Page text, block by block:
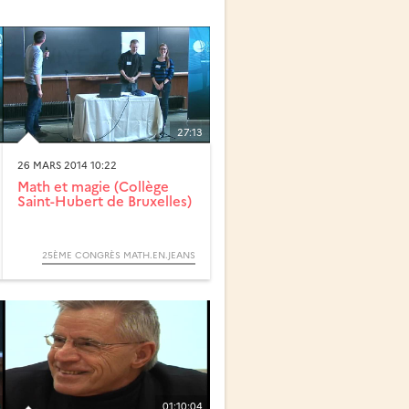
27:13
26 MARS 2014 10:22
Math et magie (Collège
Saint-Hubert de Bruxelles)
25ÈME CONGRÈS MATH.EN.JEANS
01:10:04